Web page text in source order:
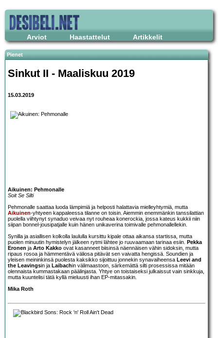
Arviot Haastattelut Artikkelit
Pienet
Sinkut II - Maaliskuu 2019
15.03.2019
Aikuinen: Pehmonalle
Soit Se Silti
Pehmonalle saattaa luoda lämpimiä ja helposti halattavia mielleyhtymiä, mutta
Aikuinen-yhtyeen kappaleessa tilanne on toisin. Aiemmin enemmänkin tanssilattian
puolella viihtynyt synaduo veivaa nyt rouheaa konerockia, jossa kateus kukkii niin
siipan bonnel-jousipatjalle kuin hänen unikaverina toimivalle pehmonallellekin.
Synilla ja asiallisen kolkolla laululla kursittu kipale ottaa aikansa startissa, mutta
puolen minuutin hymistelyn jälkeen rytmi lähtee jo ruuvaamaan tarinaa esiin. Pekka
Eronen ja Arto Kakko ovat kasanneet biisinsä näennäisen vähin sidoksin, mutta
ripaus rosoa ja hämmentävä väliosa pitävät sen vaivatta hengissä. Soundien ja
yleisen meininkinsä puolesta kaksikko sijoittuu jonnekin synavaiheensa Leevi and
the Leavingsin ja Laibachin välimaastoon, särkemättä silti prosessissa mitään
olennaista kummastakaan päälinjasta. Yhtye on toistaiseksi julkaissut vain sinkkuja,
mutta kuuntelisi tätä kyllä mieluusti ihan EP-mitassakin.
Mika Roth